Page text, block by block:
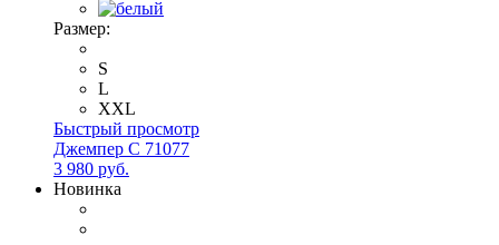
Размер:
S
L
XXL
Быстрый просмотр
Джемпер С 71077
3 980 руб.
Новинка